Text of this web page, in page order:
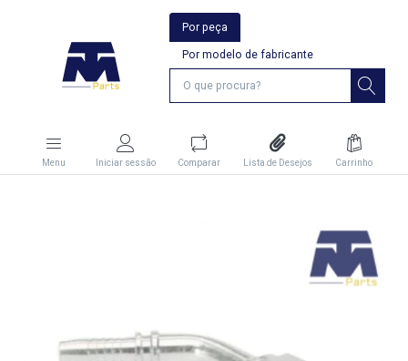
Por peça
Por modelo de fabricante
Menu Iniciar sessão Comparar Lista de Desejos Carrinho